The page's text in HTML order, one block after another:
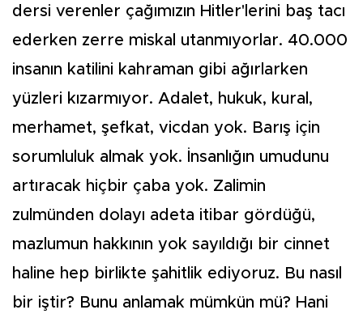
dersi verenler çağımızın Hitler'lerini baş tacı
ederken zerre miskal utanmıyorlar. 40.000
insanın katilini kahraman gibi ağırlarken
yüzleri kızarmıyor. Adalet, hukuk, kural,
merhamet, şefkat, vicdan yok. Barış için
sorumluluk almak yok. İnsanlığın umudunu
artıracak hiçbir çaba yok. Zalimin
zulmünden dolayı adeta itibar gördüğü,
mazlumun hakkının yok sayıldığı bir cinnet
haline hep birlikte şahitlik ediyoruz. Bu nasıl
bir iştir? Bunu anlamak mümkün mü? Hani